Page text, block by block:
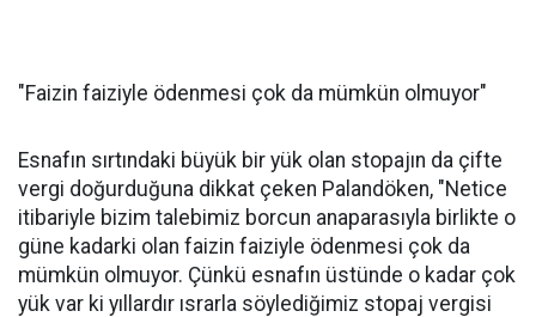
"Faizin faiziyle ödenmesi çok da mümkün olmuyor"
Esnafın sırtındaki büyük bir yük olan stopajın da çifte
vergi doğurduğuna dikkat çeken Palandöken, "Netice
itibariyle bizim talebimiz borcun anaparasıyla birlikte o
güne kadarki olan faizin faiziyle ödenmesi çok da
mümkün olmuyor. Çünkü esnafın üstünde o kadar çok
yük var ki yıllardır ısrarla söylediğimiz stopaj vergisi